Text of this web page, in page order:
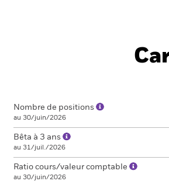
Nombre de positions
au 30/juin/2026
Bêta à 3 ans
au 31/juil./2026
Ratio cours/valeur comptable
au 30/juin/2026